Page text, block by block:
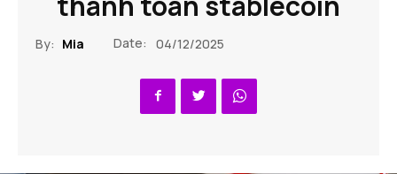
By: Mia Date: 04/12/2025